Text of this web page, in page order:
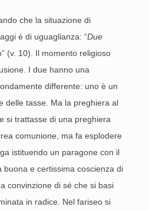
che la situazione di
è di uguaglianza: “Due
(v. 10). Il momento religioso
I due hanno una
differente: uno è un
delle tasse. Ma la preghiera al
si trattasse di una preghiera
comunione, ma fa esplodere
istituendo un paragone con il
buona e certissima coscienza di
convinzione di sé che si basi
in radice. Nel fariseo si